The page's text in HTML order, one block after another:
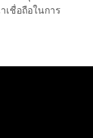
ชื่อถือในการ